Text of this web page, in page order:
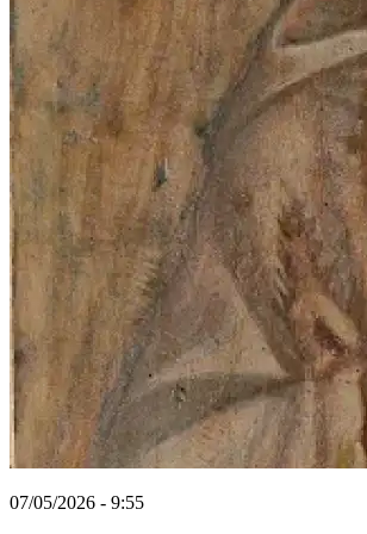
07/05/2026 - 9:55